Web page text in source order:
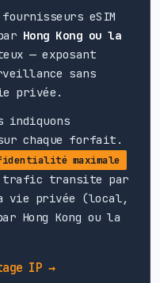
fournisseurs eSIM
Hong Kong ou la
— exposant
sans
privée.
indiquons
chaque forfait.
maximale
transite par
vie privée (local,
Hong Kong ou la
IP →